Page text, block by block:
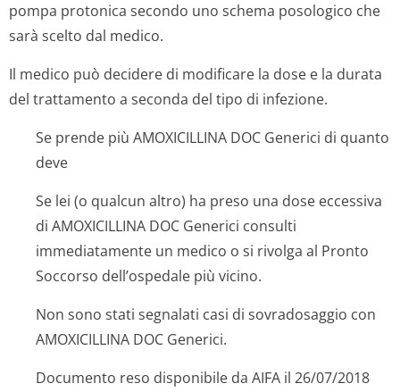
pompa protonica secondo uno schema posologico che
sarà scelto dal medico.
Il medico può decidere di modificare la dose e la durata
del trattamento a seconda del tipo di infezione.
Se prende più AMOXICILLINA DOC Generici di quanto
deve
Se lei (o qualcun altro) ha preso una dose eccessiva
di AMOXICILLINA DOC Generici consulti
immediatamente un medico o si rivolga al Pronto
Soccorso dell’ospedale più vicino.
Non sono stati segnalati casi di sovradosaggio con
AMOXICILLINA DOC Generici.
Documento reso disponibile da AIFA il 26/07/2018